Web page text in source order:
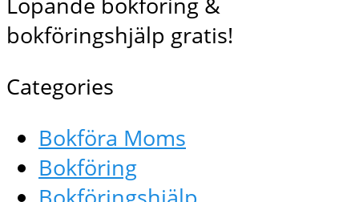
bokföringshjälp gratis!
Categories
Bokföra Moms
Bokföring